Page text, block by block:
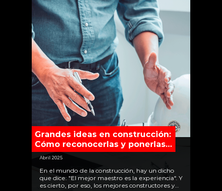
Grandes ideas en construcción:
Cómo reconocerlas y ponerlas
en práctica
Abril 2025
En el mundo de la construcción, hay un dicho
que dice: "El mejor maestro es la experiencia". Y
es cierto, por eso, los mejores constructores y